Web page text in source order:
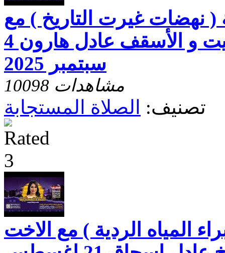
( نهضات غيرت التاريخ ) مع
الاخت رفقه بخيت و الأسقف عادل هارون 4
سبتمبر 2025
10098 مشاهدات
تصنيف: الصلاة المستجابة
المياه الردية ) مع الاخت